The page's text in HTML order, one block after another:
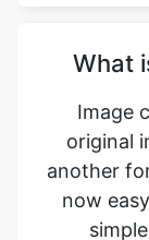
another
now
minutes
CPU